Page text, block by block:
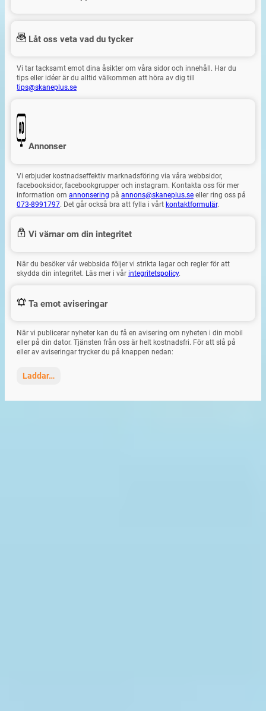
Låt oss veta vad du tycker
Vi tar tacksamt emot dina åsikter om våra sidor och innehåll. Har du
tips eller idéer är du alltid välkommen att höra av dig till
tips@skaneplus.se
Annonser
Vi erbjuder kostnadseffektiv marknadsföring via våra webbsidor,
facebooksidor, facebookgrupper och instagram. Kontakta oss för mer
information om annonsering på annons@skaneplus.se eller ring oss på
073-8991797. Det går också bra att fylla i vårt kontaktformulär.
Vi värnar om din integritet
När du besöker vår webbsida följer vi strikta lagar och regler för att
skydda din integritet. Läs mer i vår integritetspolicy.
Ta emot aviseringar
När vi publicerar nyheter kan du få en avisering om nyheten i din mobil
eller på din dator. Tjänsten från oss är helt kostnadsfri. För att slå på
eller av aviseringar trycker du på knappen nedan:
Laddar…